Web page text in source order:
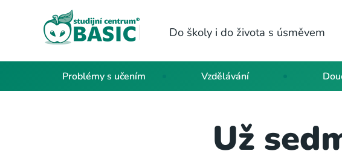
Do školy i do života s úsměvem
Problémy s učením Vzdělávání
Už